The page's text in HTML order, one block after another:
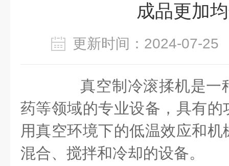
成品更加
更新时间：2024-07-
真空制冷滚揉机是一
药等领域的专业设备，具有
用真空环境下的低温效应和
混合、搅拌和冷却的设备。